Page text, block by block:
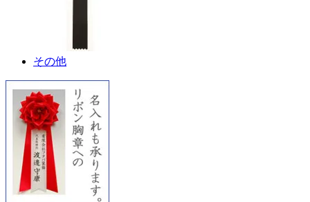
その他